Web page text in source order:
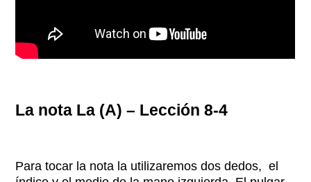
La nota La (A) – Lección 8-4
Para tocar la nota la utilizaremos dos dedos, el